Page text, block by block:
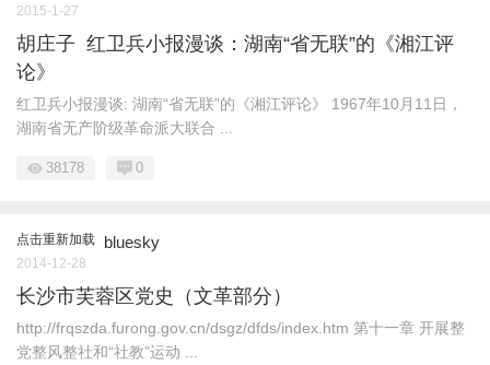
2015-1-27
胡庄子 红卫兵小报漫谈：湖南“省无联”的《湘江评
论》
红卫兵小报漫谈: 湖南“省无联”的《湘江评论》 1967年10月11日，
湖南省无产阶级革命派大联合 ...
38178 0
点击重新加载 bluesky
2014-12-28
长沙市芙蓉区党史（文革部分）
http://frqszda.furong.gov.cn/dsgz/dfds/index.htm 第十一章 开展整
党整风整社和“社教”运动 ...